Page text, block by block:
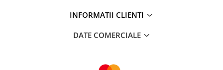
INFORMATII CLIENTI
DATE COMERCIALE